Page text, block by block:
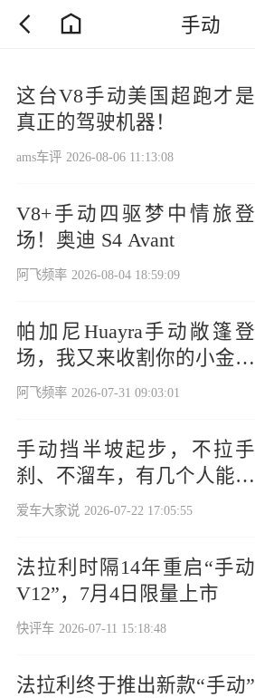
手动
这台V8手动美国超跑才是
真正的驾驶机器！
ams车评 2026-08-06 11:13:08
V8+手动四驱梦中情旅登
场！奥迪 S4 Avant
阿飞频率 2026-08-04 18:59:09
帕加尼Huayra手动敞篷登
场，我又来收割你的小金库
了！
阿飞频率 2026-07-31 09:03:01
手动挡半坡起步，不拉手
刹、不溜车，有几个人能做
到？
爱车大家说 2026-07-22 17:05:55
法拉利时隔14年重启“手动
V12”，7月4日限量上市
快评车 2026-07-11 15:18:48
法拉利终于推出新款“手动”